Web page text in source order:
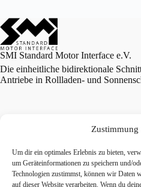
Zustimmung
Um dir ein optimales Erlebnis zu bieten,
um Geräteinformationen zu speichern und/
Technologien zustimmst, können wir Daten
auf dieser Website verarbeiten. Wenn du
SMI Standard Motor Interface e.V.
Die einheitliche bidirektionale
Antriebe in Rollladen- und